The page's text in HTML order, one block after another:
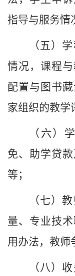
指导与服务情
（五）
情况，课程
配置与图书
家组织的教学
（六）
免、助学贷
等；
（七）
量、专业技
用办法，教师
（八）